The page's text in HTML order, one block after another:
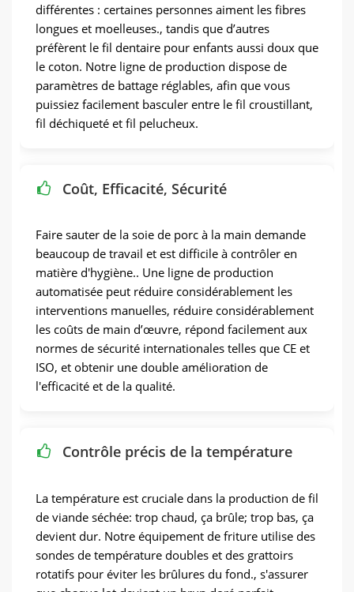
différentes : certaines personnes aiment les fibres
longues et moelleuses., tandis que d’autres
préfèrent le fil dentaire pour enfants aussi doux que
le coton. Notre ligne de production dispose de
paramètres de battage réglables, afin que vous
puissiez facilement basculer entre le fil croustillant,
fil déchiqueté et fil pelucheux.
Coût, Efficacité, Sécurité
Faire sauter de la soie de porc à la main demande
beaucoup de travail et est difficile à contrôler en
matière d'hygiène.. Une ligne de production
automatisée peut réduire considérablement les
interventions manuelles, réduire considérablement
les coûts de main d’œuvre, répond facilement aux
normes de sécurité internationales telles que CE et
ISO, et obtenir une double amélioration de
l'efficacité et de la qualité.
Contrôle précis de la température
La température est cruciale dans la production de fil
de viande séchée: trop chaud, ça brûle; trop bas, ça
devient dur. Notre équipement de friture utilise des
sondes de température doubles et des grattoirs
rotatifs pour éviter les brûlures du fond., s'assurer